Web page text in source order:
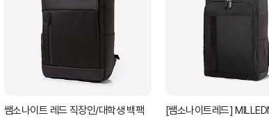
쌤소나이트 레드 직장인/대학생 백팩
[쌤소나이트레드]